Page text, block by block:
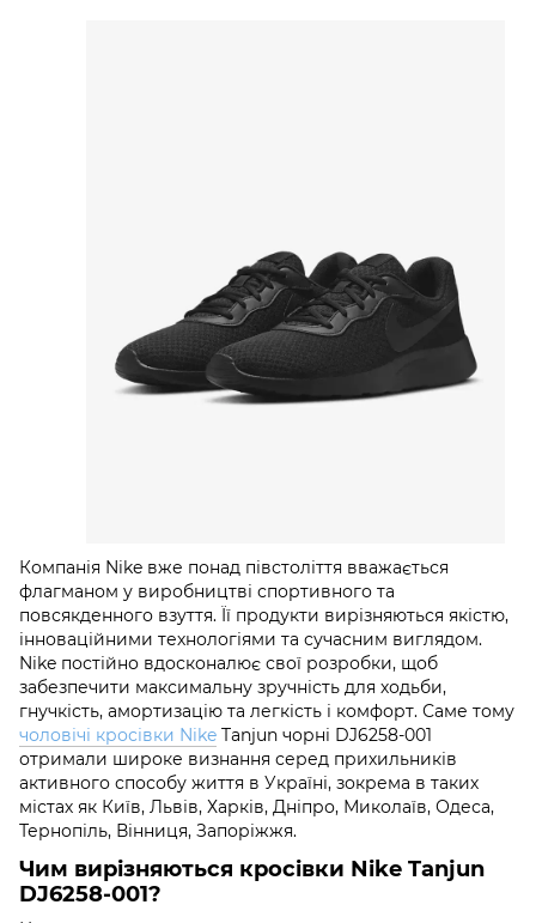
Компанія Nike вже понад півстоліття вважається
флагманом у виробництві спортивного та
повсякденного взуття. Її продукти вирізняються якістю,
інноваційними технологіями та сучасним виглядом.
Nike постійно вдосконалює свої розробки, щоб
забезпечити максимальну зручність для ходьби,
гнучкість, амортизацію та легкість і комфорт. Саме тому
чоловічі кросівки Nike Tanjun чорні DJ6258-001
отримали широке визнання серед прихильників
активного способу життя в Україні, зокрема в таких
містах як Київ, Львів, Харків, Дніпро, Миколаїв, Одеса,
Тернопіль, Вінниця, Запоріжжя.
Чим вирізняються кросівки Nike Tanjun
DJ6258-001?